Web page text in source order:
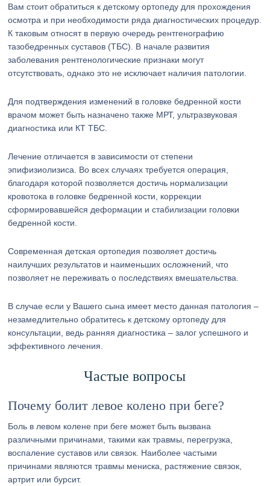
Вам стоит обратиться к детскому ортопеду для прохождения
осмотра и при необходимости ряда диагностических процедур.
К таковым относят в первую очередь рентгенографию
тазобедренных суставов (ТБС). В начале развития
заболевания рентгенологические признаки могут
отсутствовать, однако это не исключает наличия патологии.
Для подтверждения изменений в головке бедренной кости
врачом может быть назначено также МРТ, ультразвуковая
диагностика или КТ ТБС.
Лечение отличается в зависимости от степени
эпифизиолизиса. Во всех случаях требуется операция,
благодаря которой позволяется достичь нормализации
кровотока в головке бедренной кости, коррекции
сформировавшейся деформации и стабилизации головки
бедренной кости.
Современная детская ортопедия позволяет достичь
наилучших результатов и наименьших осложнений, что
позволяет не переживать о последствиях вмешательства.
В случае если у Вашего сына имеет место данная патология –
незамедлительно обратитесь к детскому ортопеду для
консультации, ведь ранняя диагностика – залог успешного и
эффективного лечения.
Частые вопросы
Почему болит левое колено при беге?
Боль в левом колене при беге может быть вызвана
различными причинами, такими как травмы, перегрузка,
воспаление суставов или связок. Наиболее частыми
причинами являются травмы мениска, растяжение связок,
артрит или бурсит.